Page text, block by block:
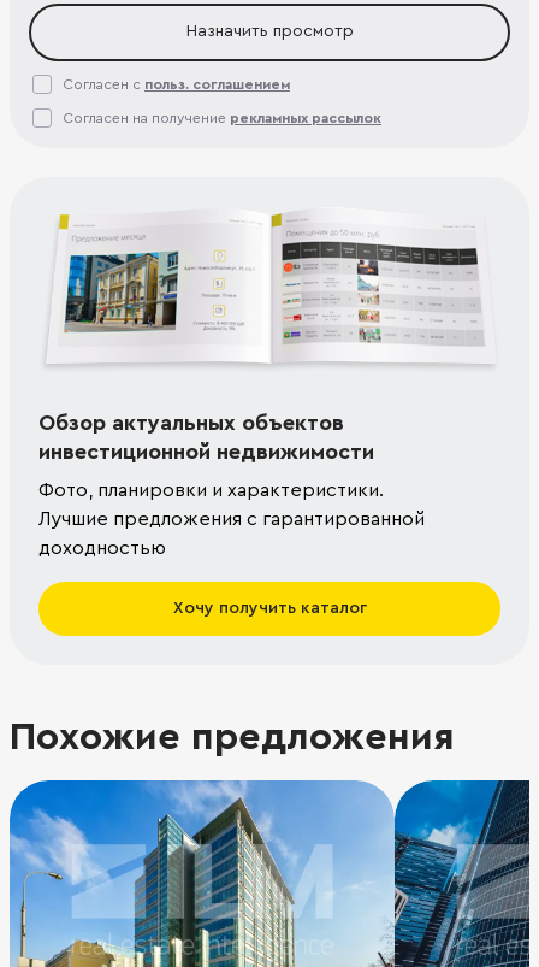
Назначить просмотр
Согласен с польз. соглашением
Согласен на получение рекламных рассылок
Обзор актуальных объектов
инвестиционной недвижимости
Фото, планировки и характеристики.
Лучшие предложения с гарантированной
доходностью
Хочу получить каталог
Похожие предложения